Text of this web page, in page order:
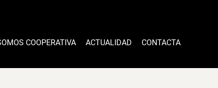
COOPERATIVA ACTUALIDAD CONTACTA